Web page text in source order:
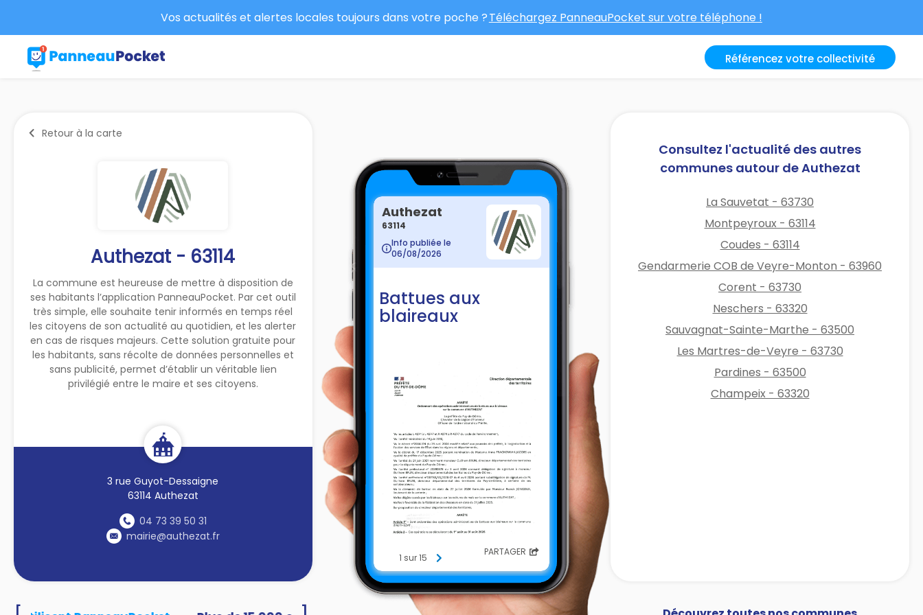
Vos actualités et alertes locales toujours dans votre poche ?Téléchargez PanneauPocket sur votre téléphone !
Référencez votre collectivité
Retour à la carte
Authezat - 63114
La commune est heureuse de mettre à disposition de
ses habitants l’application PanneauPocket. Par cet outil
très simple, elle souhaite tenir informés en temps réel
les citoyens de son actualité au quotidien, et les alerter
en cas de risques majeurs. Cette solution gratuite pour
les habitants, sans récolte de données personnelles et
sans publicité, permet d’établir un véritable lien
privilégié entre le maire et ses citoyens.
3 rue Guyot-Dessaigne
63114 Authezat
04 73 39 50 31
mairie@authezat.fr
Authezat
63114
Info publiée le
06/08/2026
Battues aux
blaireaux
1 sur 15 PARTAGER
Consultez l'actualité des autres
communes autour de Authezat
La Sauvetat - 63730
Montpeyroux - 63114
Coudes - 63114
Gendarmerie COB de Veyre-Monton - 63960
Corent - 63730
Neschers - 63320
Sauvagnat-Sainte-Marthe - 63500
Les Martres-de-Veyre - 63730
Pardines - 63500
Champeix - 63320